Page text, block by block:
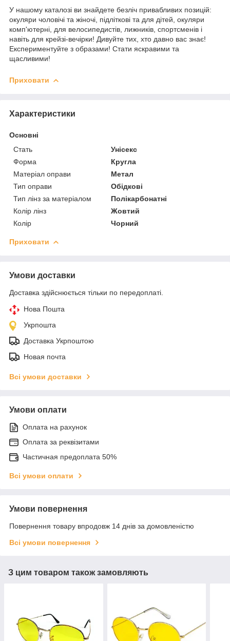
У нашому каталозі ви знайдете безліч привабливих позицій:
окуляри чоловічі та жіночі, підліткові та для дітей, окуляри
комп'ютерні, для велосипедистів, лижників, спортсменів і
навіть для крейзі-вечірки! Дивуйте тих, хто давно вас знає!
Експериментуйте з образами! Стати яскравими та
щасливими!
Приховати
Характеристики
Основні
Стать
Унісекс
Форма
Кругла
Матеріал оправи
Метал
Тип оправи
Обідкові
Тип лінз за матеріалом
Полікарбонатні
Колір лінз
Жовтий
Колір
Чорний
Приховати
Умови доставки
Доставка здійснюється тільки по передоплаті.
Нова Пошта
Укрпошта
Доставка Укрпоштою
Новая почта
Всі умови доставки
Умови оплати
Оплата на рахунок
Оплата за реквізитами
Частичная предоплата 50%
Всі умови оплати
Умови повернення
Повернення товару впродовж 14 днів за домовленістю
Всі умови повернення
З цим товаром також замовляють